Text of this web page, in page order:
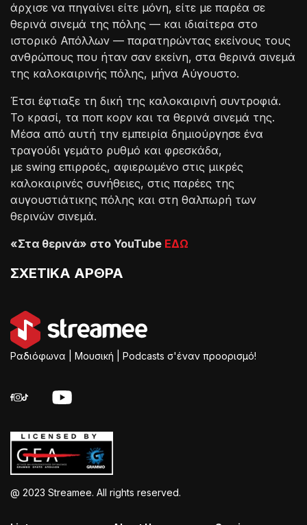
άρχισε να πηγαίνει είτε μόνη, είτε με παρέα σε
θερινά σινεμά της πόλης — και ιδιαίτερα στο
ιστορικό Απόλλων — παρατηρώντας εκείνους τους
ανθρώπους που ήταν σαν εκείνη, στα θερινά σινεμά
της καλοκαιρινής πόλης, μήνα Αύγουστο.
Έτσι έφτιαξε τη δική της καλοκαιρινή συντροφιά.
Το κρασί, τα ποπ κορν και τα θερινά σινεμά της.
Μέσα από αυτή την εμπειρία δημιούργησε ένα
τραγούδι γεμάτο ρυθμό και φρεσκάδα,
με swing επιρροές, αφιερωμένο στις μικρές
καλοκαιρινές συνήθειες, στις παρέες της
αυγουστιάτικης πόλης και στη θαλπωρή των
θερινών σινεμά.
«Στα θερινά» στο YouTube ΕΔΩ
ΣΧΕΤΙΚΑ ΑΡΘΡΑ
Ραδιόφωνα | Μουσική | Podcasts σ'έναν προορισμό!
@ 2023 Streamee. All rights reserved.